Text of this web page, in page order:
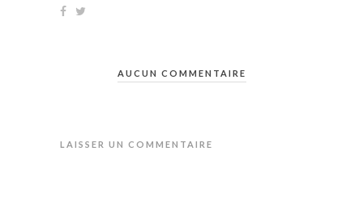
AUCUN COMMENTAIRE
LAISSER UN COMMENTAIRE